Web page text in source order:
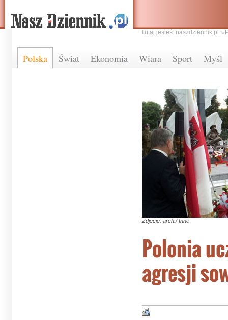
Polska Świat Ekonomia Wiara Sport Myśl
Tutaj jesteś: naszdziennik.pl
Zdjęcie: arch./ Inne
Polonia
agresji